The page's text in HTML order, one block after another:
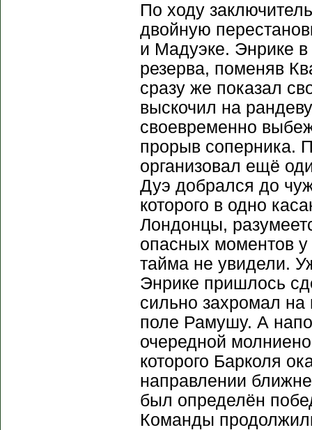
По ходу
двойную
и Мадуэке. Энрике в
резерва, поменяв
сразу же показал
выскочил на
своевременно
прорыв соперника.
организовал ещё
Дуэ добрался до
которого в одно
Лондонцы,
опасных моментов
тайма не увидели.
Энрике пришлось
сильно захромал на
поле Рамушу. А
очередной
которого Барколя
направлении
был определён
Команды